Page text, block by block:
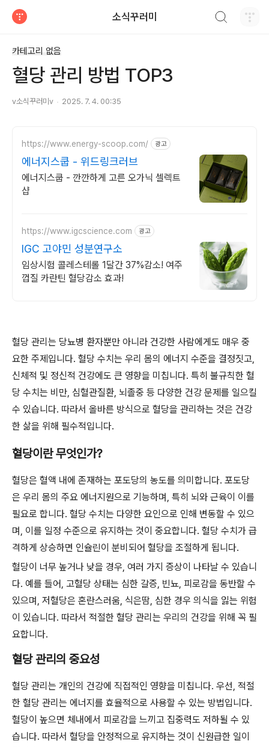
소식꾸러미
카테고리 없음
혈당 관리 방법 TOP3
v소식꾸러미v 2025. 7. 4. 00:35
https://www.energy-scoop.com/ 광고
에너지스쿱 - 위드링크러브
에너지스쿱 - 깐깐하게 고른 오가닉 셀렉트
샵
https://www.igcscience.com 광고
IGC 고야민 성분연구소
임상시험 콜레스테롤 1달간 37%감소! 여주
껍질 카란틴 혈당감소 효과!
혈당 관리는 당뇨병 환자뿐만 아니라 건강한 사람에게도 매우 중
요한 주제입니다. 혈당 수치는 우리 몸의 에너지 수준을 결정짓고,
신체적 및 정신적 건강에도 큰 영향을 미칩니다. 특히 불규칙한 혈
당 수치는 비만, 심혈관질환, 뇌졸중 등 다양한 건강 문제를 일으킬
수 있습니다. 따라서 올바른 방식으로 혈당을 관리하는 것은 건강
한 삶을 위해 필수적입니다.
혈당이란 무엇인가?
혈당은 혈액 내에 존재하는 포도당의 농도를 의미합니다. 포도당
은 우리 몸의 주요 에너지원으로 기능하며, 특히 뇌와 근육이 이를
필요로 합니다. 혈당 수치는 다양한 요인으로 인해 변동할 수 있으
며, 이를 일정 수준으로 유지하는 것이 중요합니다. 혈당 수치가 급
격하게 상승하면 인슐린이 분비되어 혈당을 조절하게 됩니다.
혈당이 너무 높거나 낮을 경우, 여러 가지 증상이 나타날 수 있습니
다. 예를 들어, 고혈당 상태는 심한 갈증, 빈뇨, 피로감을 동반할 수
있으며, 저혈당은 혼란스러움, 식은땀, 심한 경우 의식을 잃는 위험
이 있습니다. 따라서 적절한 혈당 관리는 우리의 건강을 위해 꼭 필
요합니다.
혈당 관리의 중요성
혈당 관리는 개인의 건강에 직접적인 영향을 미칩니다. 우선, 적절
한 혈당 관리는 에너지를 효율적으로 사용할 수 있는 방법입니다.
혈당이 높으면 체내에서 피로감을 느끼고 집중력도 저하될 수 있
습니다. 따라서 혈당을 안정적으로 유지하는 것이 신원급한 일이